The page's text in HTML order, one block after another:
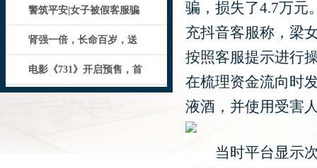
警筑平安|女子被假客服骗
肾强一倍，长命百岁，送
电影《731》开启预售，首
骗，损失了4.7万元
充抖音客服称，梁
按照客服提示进行
在梳理资金流向时
液酒，并使用受害
当时平台显示次